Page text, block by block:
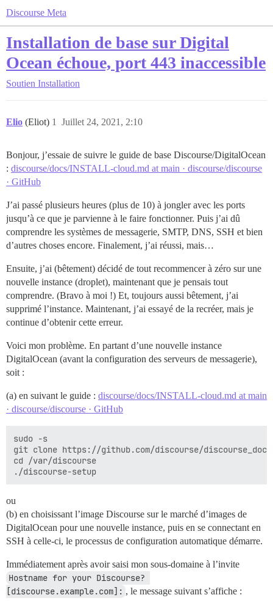
Discourse Meta
Installation de base sur Digital
Ocean échoue, port 443 inaccessible
Soutien Installation
Elio (Eliot) Juillet 24, 2021, 2:10
1
Bonjour, j’essaie de suivre le guide de base Discourse/DigitalOcean
: discourse/docs/INSTALL-cloud.md at main · discourse/discourse
· GitHub
J’ai passé plusieurs heures (plus de 10) à jongler avec les ports
jusqu’à ce que je parvienne à le faire fonctionner. Puis j’ai dû
comprendre les systèmes de messagerie, SMTP, DNS, SSH et bien
d’autres choses encore. Finalement, j’ai réussi, mais…
Ensuite, j’ai (bêtement) décidé de tout recommencer à zéro sur une
nouvelle instance (droplet), maintenant que je pensais tout
comprendre. (Bravo à moi !) Et, toujours aussi bêtement, j’ai
supprimé l’instance. Maintenant, j’ai essayé de la recréer, mais je
continue d’obtenir cette erreur.
Voici mon problème. En partant d’une nouvelle instance
DigitalOcean (avant la configuration des serveurs de messagerie),
soit :
(a) en suivant le guide : discourse/docs/INSTALL-cloud.md at main
· discourse/discourse · GitHub
sudo -s
git clone https://github.com/discourse/
cd /var/discourse
ou
(b) en choisissant l’image Discourse sur le marché d’images de
DigitalOcean pour une nouvelle instance, puis en se connectant en
SSH à celle-ci, le processus de configuration automatique démarre.
Immédiatement après avoir saisi mon sous-domaine à l’invite
Hostname for your Discourse?
[discourse.example.com]: , le message suivant s’affiche :